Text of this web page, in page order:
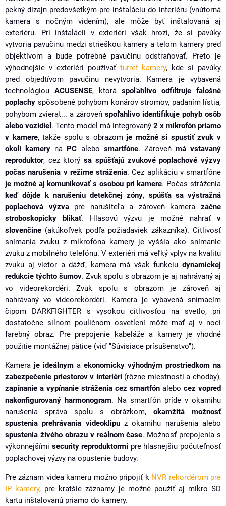
pekný dizajn predovšetkým pre inštaláciu do interiéru (vnútorná
kamera s nočným videním), ale môže byť inštalovaná aj
exteriéru. Pri inštalácii v exteriéri však hrozí, že si pavúky
vytvoria pavučinu medzi strieškou kamery a telom kamery pred
objektívom a bude potrebné pavučinu odstraňovať. Preto je
výhodnejšie v exteriéri použivať turret kamery, kde si pavúky
pred objedtívom pavučinu nevytvoria. Kamera je vybavená
technológiou ACUSENSE, ktorá spoľahlivo odfiltruje falošné
poplachy spôsobené pohybom konárov stromov, padaním lístia,
pohybom zvierat... a zároveň spoľahlivo identifikuje pohyb osôb
alebo vozidiel . Tento model má integrovaný 2 x mikrofón priamo
v kamere, takže spolu s obrazomje možné si spustiť zvuk v
okolí kamery na PC alebo smartfóne. Zároveň má vstavaný
reproduktor, cez ktorýsa spúšťajú zvukové poplachové výzvy
počas narušenia v režime stráženia. Cez aplikáciu v smartfóne
je možné aj komunikovať s osobou pri kamere. Počas stráženia
keď dôjde k narušeniu detekčnej zóny, spúšťa sa výstražná
poplachová výzvapre narušiteľa a zároveň kamerazačne
stroboskopicky blikať. Hlasovú výzvu je možné nahraťv
slovenčine (akúkoľvek podľa požiadaviek zákazníka). Citlivosť
snímania zvuku z mikrofóna kamery je vyššia ako snímanie
zvuku z mobilného telefónu. V exteriéri má veľký vplyv na kvalitu
zvuku aj vietor a dážď, kamera má však funkciu dynamickej
redukcie týchto šumov. Zvuk spolu s obrazom je aj nahrávaný aj
vo videorekordéri. Zvuk spolu s obrazom je zároveň aj
nahrávaný vo videorekordéri. Kamera je vybavená snímacím
čipom DARKFIGHTER s vysokou citlivosťou na svetlo, pri
dostatočne silnom pouličnom osvetlení môže mať aj v noci
farebný obraz. Pre prepojenie kabeláže a kamery je vhodné
použitie montážnej pätice (viď "Súvisiace prísušenstvo").
Kamera je ideálnym a ekonomicky výhodným prostriedkom na
zabezpečenie priestorov v interiéri (rôzne miestnosti a chodby),
zapínanie a vypínanie stráženia cez smartfón alebo cez vopred
nakonfigurovaný harmonogram. Na smartfón príde v okamihu
narušenia správa spolu s obrázkom, okamžitá možnosť
spustenia prehrávania videoklipuz okamihu narušenia alebo
spustenia živého obrazu v reálnom čase. Možnosť prepojenia s
výkonnejšími security reproduktormi pre hlasnejšiu počuteľnosť
poplachovej výzvy na opustenie budovy.
Pre záznam videa kameru možno pripojiť k NVR rekordérom pre
IP kamery, pre kratšie záznamy je možné použiť aj mikro SD
kartu inštalovanú priamo do kamery.